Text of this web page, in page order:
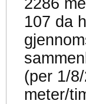
2286
107 da
(per 1/
meter/